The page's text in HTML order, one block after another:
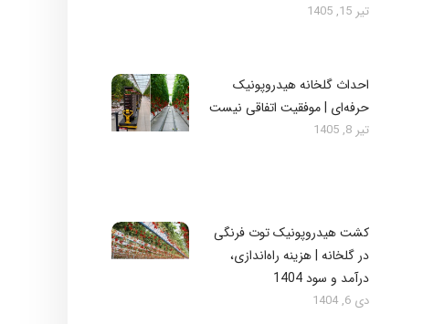
تیر 15, 1405
احداث گلخانه هیدروپونیک
حرفه‌ای | موفقیت اتفاقی نیست
تیر 8, 1405
کشت هیدروپونیک توت فرنگی
در گلخانه | هزینه راه‌اندازی،
درآمد و سود 1404
دی 6, 1404